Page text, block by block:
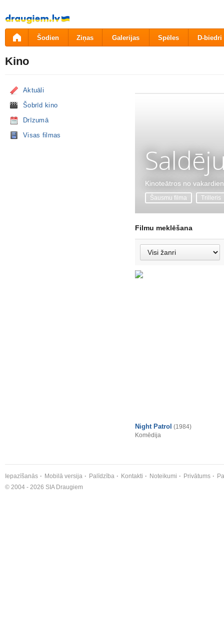
Pāriet
uz
saturu
Šodien Ziņas Galerijas Spēles D-biedri
Kino
Aktuāli
Šobrīd kino
Drīzumā
Visas filmas
Kinoteātros no
Šausmu filma Trilleris
Filmu meklēšana
Night Patrol (1984)
Komēdija
Iepazīšanās Mobilā versija Palīdzība Kontakti Noteikumi Privātums
© 2004 - 2026 SIA Draugiem